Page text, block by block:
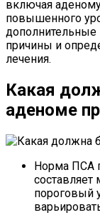
включая
повышенного
дополнительные
причины и
лечения.
Какая
аденоме
Норма ПСА
пороговый